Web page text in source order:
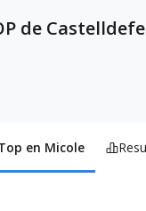
de
en Micole